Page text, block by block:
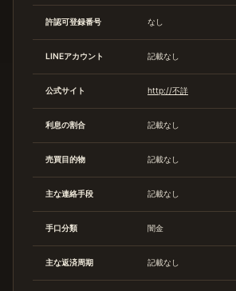
許認可登録番号 なし
LINEアカウント 記載なし
公式サイト http://不詳
利息の割合 記載なし
売買目的物 記載なし
主な連絡手段 記載なし
手口分類 闇金
主な返済周期 記載なし